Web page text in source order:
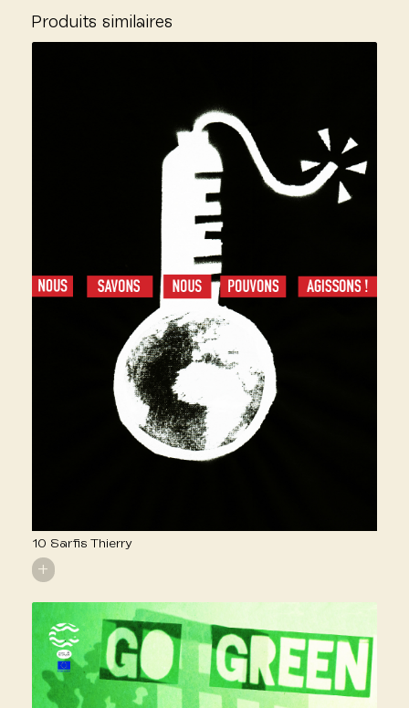
Produits similaires
10 Sarfis Thierry
+